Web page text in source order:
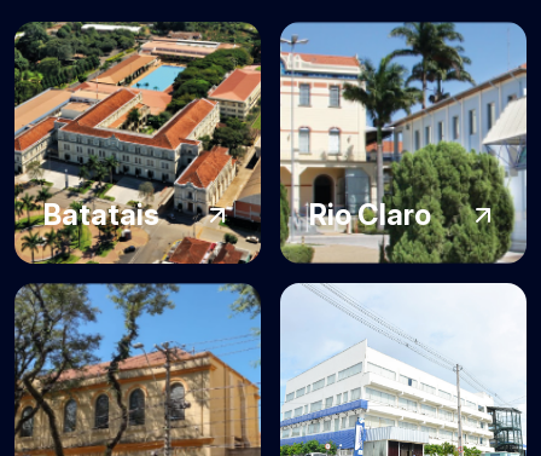
Batatais Rio Claro